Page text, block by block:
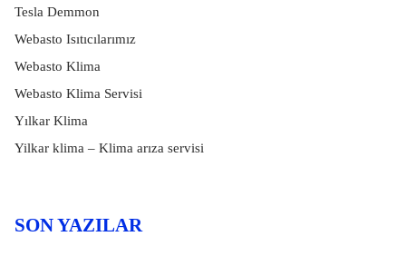
Tesla Demmon
Webasto Isıtıcılarımız
Webasto Klima
Webasto Klima Servisi
Yılkar Klima
Yilkar klima – Klima arıza servisi
SON YAZILAR